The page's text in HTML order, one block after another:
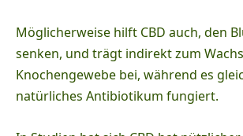
Möglicherweise hilft CBD auch, den
senken, und trägt indirekt zum
Knochengewebe bei, während es
natürliches Antibiotikum fungiert.